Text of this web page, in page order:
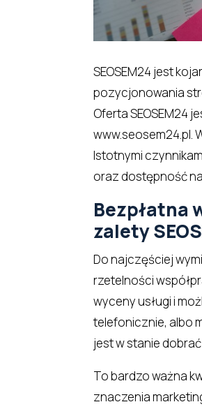
SEOSEM24 jest
pozycjonowania
Oferta SEOSEM24
www.seosem24.pl.
Istotnymi
oraz dostępność
Bezpłatna
zalety
Do najczęściej
rzetelności
wyceny usługi i
telefonicznie, albo
jest w stanie
To bardzo ważna
znaczenia